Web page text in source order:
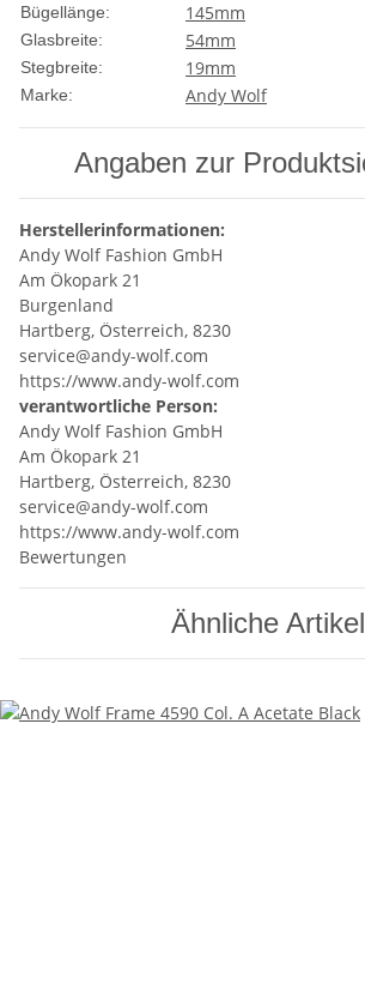
Bügellänge: 145mm
Glasbreite: 54mm
Stegbreite: 19mm
Marke: Andy Wolf
Angaben zur
Herstellerinformationen:
Andy Wolf Fashion GmbH
Am Ökopark 21
Burgenland
Hartberg, Österreich, 8230
service@andy-wolf.com
https://www.andy-wolf.com
verantwortliche Person:
Andy Wolf Fashion GmbH
Am Ökopark 21
Hartberg, Österreich, 8230
service@andy-wolf.com
https://www.andy-wolf.com
Bewertungen
Ähnliche Artikel